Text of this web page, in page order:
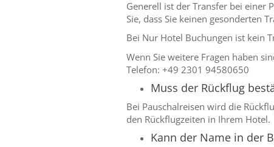
Generell ist der Transfer bei einer
Sie, dass Sie keinen gesonderten
Bei Nur Hotel Buchungen ist kein
Wenn Sie weitere Fragen haben
Telefon: +49 2301 94580650
Muss der Rückflug
Bei Pauschalreisen wird die
den Rückflugzeiten in Ihrem Hotel.
Kann der Name in der